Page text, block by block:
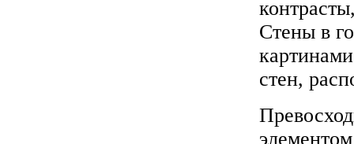
Стены в
стен,